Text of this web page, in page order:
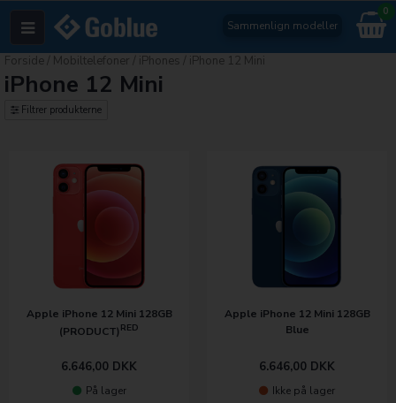
Sammenlign modeller
0
Forside Mobiltelefoner iPhones iPhone 12 Mini
iPhone 12 Mini
Filtrer produkterne
Apple iPhone 12 Mini 128GB
(PRODUCT) RED
6.646,00 DKK
På lager
Apple iPhone 12 Mini 128GB
Blue
6.646,00 DKK
Ikke på lager